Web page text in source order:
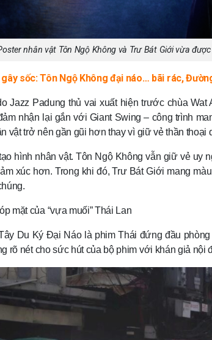
nhân vật Tôn Ngộ Không và Trư Bát Giới vừa
gây sốc: Tôn Ngộ Không đại náo… bãi rác,
Jazz Padung thủ vai xuất hiện trước chùa Wat
nhận lại gắn với Giant Swing – công trình
vật trở nên gần gũi hơn thay vì giữ vẻ thần thoại
hình nhân vật. Tôn Ngộ Không vẫn giữ vẻ uy
xúc hơn. Trong khi đó, Trư Bát Giới mang
mặt của “vựa muối” Thái Lan
Du Ký Đại Náo là phim Thái đứng đầu
rõ nét cho sức hút của bộ phim với khán giả nội